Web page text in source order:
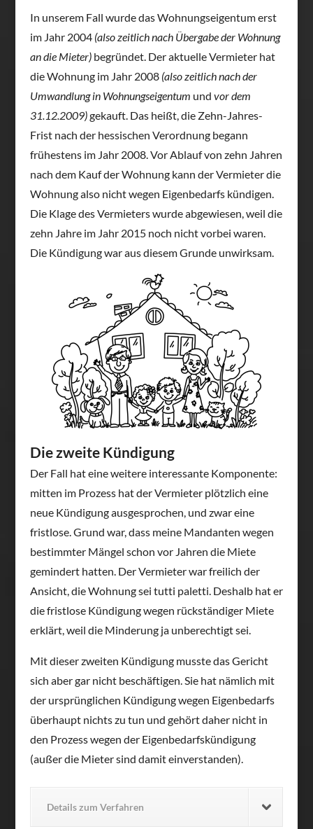
In unserem Fall wurde das Wohnungseigentum erst
im Jahr 2004 (also zeitlich nach Übergabe der Wohnung
an die Mieter)begründet. Der aktuelle Vermieter hat
die Wohnung im Jahr 2008 (also zeitlich nach der
Umwandlung in Wohnungseigentum und vor dem
31.12.2009)gekauft. Das heißt, die Zehn-Jahres-
Frist nach der hessischen Verordnung begann
frühestens im Jahr 2008. Vor Ablauf von zehn Jahren
nach dem Kauf der Wohnung kann der Vermieter die
Wohnung also nicht wegen Eigenbedarfs kündigen.
Die Klage des Vermieters wurde abgewiesen, weil die
zehn Jahre im Jahr 2015 noch nicht vorbei waren.
Die Kündigung war aus diesem Grunde unwirksam.
Die zweite Kündigung
Der Fall hat eine weitere interessante Komponente:
mitten im Prozess hat der Vermieter plötzlich eine
neue Kündigung ausgesprochen, und zwar eine
fristlose. Grund war, dass meine Mandanten wegen
bestimmter Mängel schon vor Jahren die Miete
gemindert hatten. Der Vermieter war freilich der
Ansicht, die Wohnung sei tutti paletti. Deshalb hat er
die fristlose Kündigung wegen rückständiger Miete
erklärt, weil die Minderung ja unberechtigt sei.
Mit dieser zweiten Kündigung musste das Gericht
sich aber gar nicht beschäftigen. Sie hat nämlich mit
der ursprünglichen Kündigung wegen Eigenbedarfs
überhaupt nichts zu tun und gehört daher nicht in
den Prozess wegen der Eigenbedarfskündigung
(außer die Mieter sind damit einverstanden).
Details zum Verfahren